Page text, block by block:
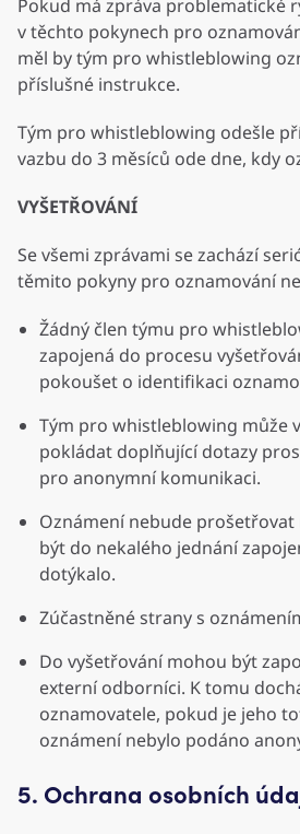
Pokud má zpráva problematické
v těchto pokynech pro
měl by tým pro whistleblowing
příslušné instrukce.
Tým pro whistleblowing odešle
vazbu do 3 měsíců ode dne, kdy
VYŠETŘOVÁNÍ
Se všemi zprávami se zachází
těmito pokyny pro oznamování
Žádný člen týmu pro
zapojená do procesu
pokoušet o identifikaci
Tým pro whistleblowing může
pokládat doplňující dotazy
pro anonymní komunikaci.
Oznámení nebude
být do nekalého jednání
dotýkalo.
Zúčastněné strany s
Do vyšetřování mohou být
externí odborníci. K tomu
oznamovatele, pokud je jeho
oznámení nebylo podáno
5. Ochrana osobních